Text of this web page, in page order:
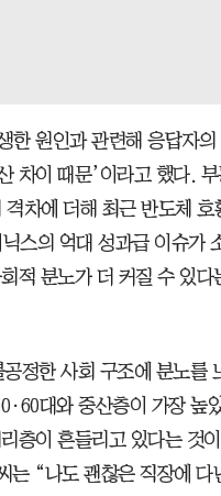
한 원인과 관련해 응답자의
차이 때문’이라고 했다.
격차에 더해 최근 반도체 호
스의 억대 성과급 이슈가
적 분노가 더 커질 수 있다
정한 사회 구조에 분노를
대와 중산층이 가장 높
층이 흔들리고 있다는 것
는 “나도 괜찮은 직장에 다